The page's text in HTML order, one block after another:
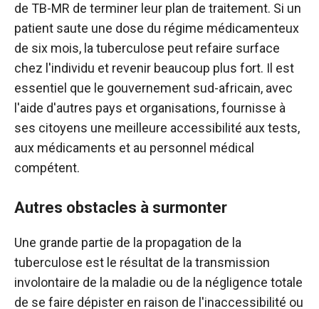
de TB-MR de terminer leur plan de traitement. Si un
patient saute une dose du régime médicamenteux
de six mois, la tuberculose peut refaire surface
chez l'individu et revenir beaucoup plus fort. Il est
essentiel que le gouvernement sud-africain, avec
l'aide d'autres pays et organisations, fournisse à
ses citoyens une meilleure accessibilité aux tests,
aux médicaments et au personnel médical
compétent.
Autres obstacles à surmonter
Une grande partie de la propagation de la
tuberculose est le résultat de la transmission
involontaire de la maladie ou de la négligence totale
de se faire dépister en raison de l'inaccessibilité ou